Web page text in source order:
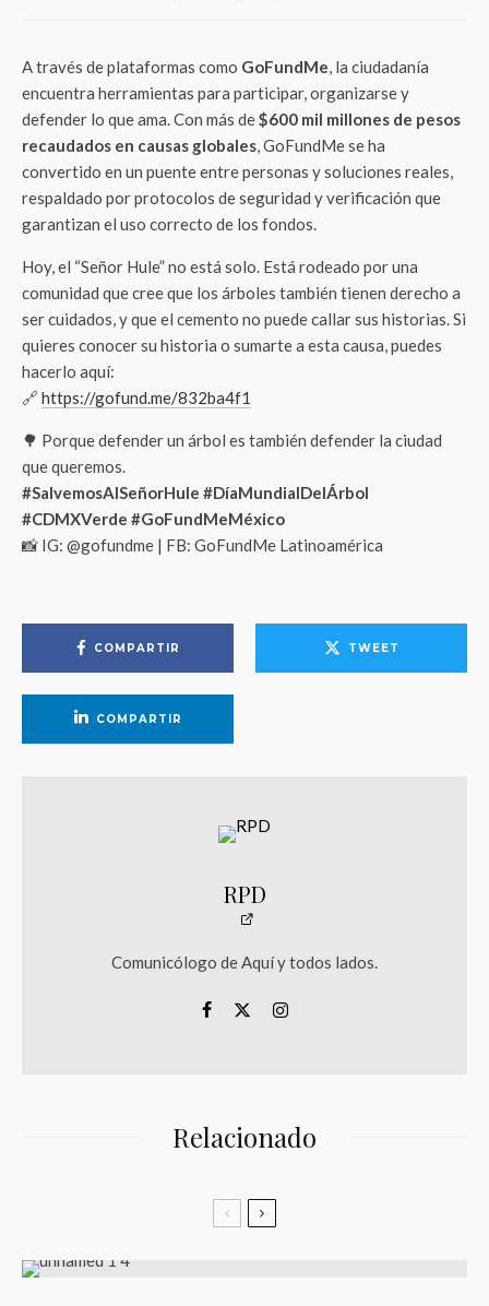
A través de plataformas como GoFundMe, la ciudadanía
encuentra herramientas para participar, organizarse y
defender lo que ama. Con más de$600 mil millones de pesos
recaudados en causas globales, GoFundMe se ha
convertido en un puente entre personas y soluciones reales,
respaldado por protocolos de seguridad y verificación que
garantizan el uso correcto de los fondos.
Hoy, el “Señor Hule” no está solo. Está rodeado por una
comunidad que cree que los árboles también tienen derecho a
ser cuidados, y que el cemento no puede callar sus historias. Si
quieres conocer su historia o sumarte a esta causa, puedes
hacerlo aquí:
🔗 https://gofund.me/832ba4f1
🌳 Porque defender un árbol es también defender la ciudad
que queremos.
#SalvemosAlSeñorHule #DíaMundialDelÁrbol
#CDMXVerde #GoFundMeMéxico
📸 IG: @gofundme | FB: GoFundMe Latinoamérica
COMPARTIR TWEET
COMPARTIR
RPD
Comunicólogo de Aquí y todos lados.
Relacionado